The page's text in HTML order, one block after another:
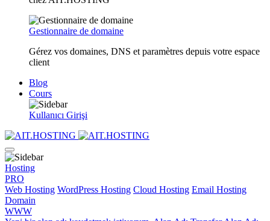
Gestionnaire de domaine
Gérez vos domaines, DNS et paramètres depuis votre espace
client
Blog
Cours
Kullanıcı Girişi
Hosting
PRO
Web Hosting WordPress Hosting Cloud Hosting Email Hosting
Domain
WWW